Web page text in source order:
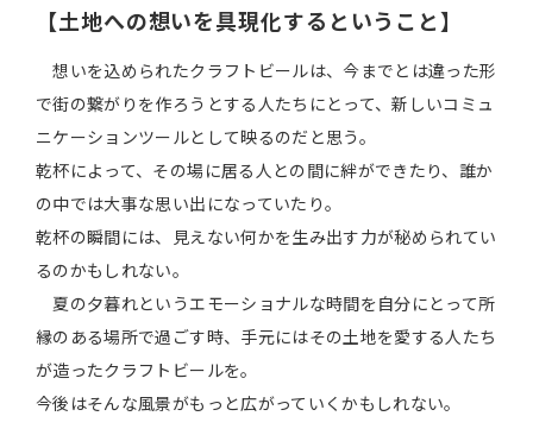
【土地への想いを具現化するということ】
想いを込められたクラフトビールは、今までとは違った形
で街の繋がりを作ろうとする人たちにとって、新しいコミュ
ニケーションツールとして映るのだと思う。
乾杯によって、その場に居る人との間に絆ができたり、誰か
の中では大事な思い出になっていたり。
乾杯の瞬間には、見えない何かを生み出す力が秘められてい
るのかもしれない。
夏の夕暮れというエモーショナルな時間を自分にとって所
縁のある場所で過ごす時、手元にはその土地を愛する人たち
が造ったクラフトビールを。
今後はそんな風景がもっと広がっていくかもしれない。